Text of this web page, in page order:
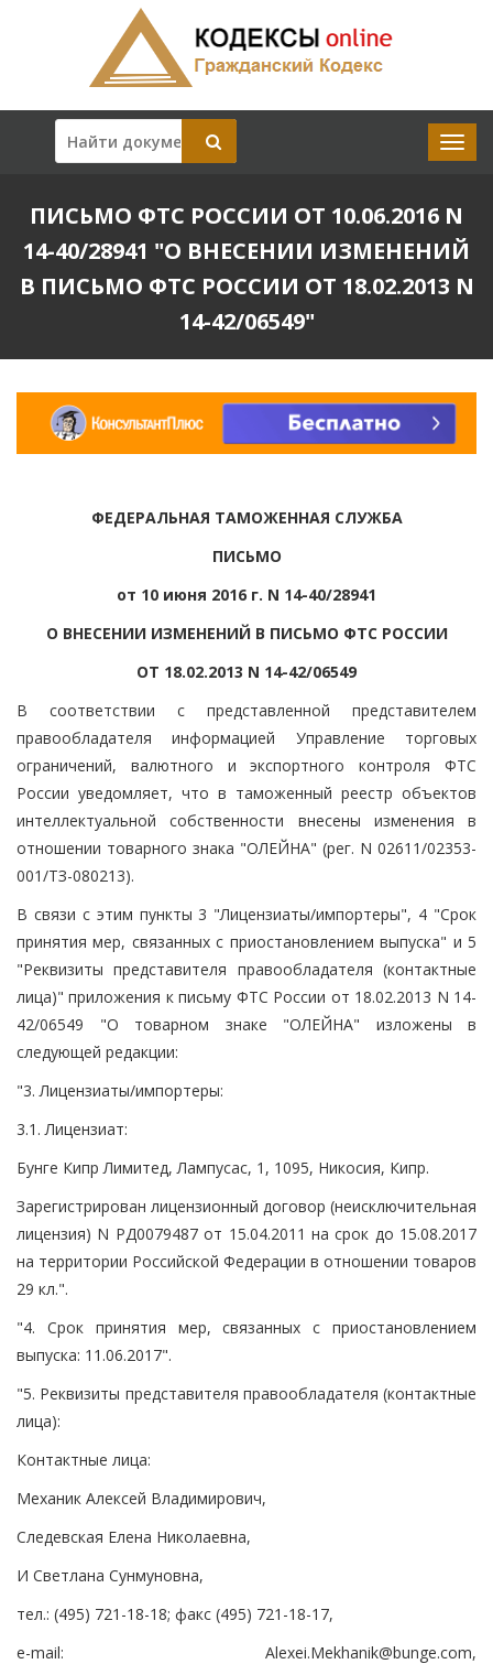
ПИСЬМО ФТС РОССИИ ОТ 10.06.2016 N
14-40/28941 "О ВНЕСЕНИИ ИЗМЕНЕНИЙ
В ПИСЬМО ФТС РОССИИ ОТ 18.02.2013 N
14-42/06549"
ФЕДЕРАЛЬНАЯ ТАМОЖЕННАЯ СЛУЖБА
ПИСЬМО
от 10 июня 2016 г. N 14-40/28941
О ВНЕСЕНИИ ИЗМЕНЕНИЙ В ПИСЬМО ФТС РОССИИ
ОТ 18.02.2013 N 14-42/06549
В соответствии с представленной представителем
правообладателя информацией Управление торговых
ограничений, валютного и экспортного контроля ФТС
России уведомляет, что в таможенный реестр объектов
интеллектуальной собственности внесены изменения в
отношении товарного знака "ОЛЕЙНА" (рег. N 02611/02353-
001/ТЗ-080213).
В связи с этим пункты 3 "Лицензиаты/импортеры", 4 "Срок
принятия мер, связанных с приостановлением выпуска" и 5
"Реквизиты представителя правообладателя (контактные
лица)" приложения к письму ФТС России от 18.02.2013 N 14-
42/06549 "О товарном знаке "ОЛЕЙНА" изложены в
следующей редакции:
"3. Лицензиаты/импортеры:
3.1. Лицензиат:
Бунге Кипр Лимитед, Лампусас, 1, 1095, Никосия, Кипр.
Зарегистрирован лицензионный договор (неисключительная
лицензия) N РД0079487 от 15.04.2011 на срок до 15.08.2017
на территории Российской Федерации в отношении товаров
29 кл.".
"4. Срок принятия мер, связанных с приостановлением
выпуска: 11.06.2017".
"5. Реквизиты представителя правообладателя (контактные
лица):
Контактные лица:
Механик Алексей Владимирович,
Следевская Елена Николаевна,
И Светлана Сунмуновна,
тел.: (495) 721-18-18; факс (495) 721-18-17,
e-mail: Alexei.Mekhanik@bunge.com,